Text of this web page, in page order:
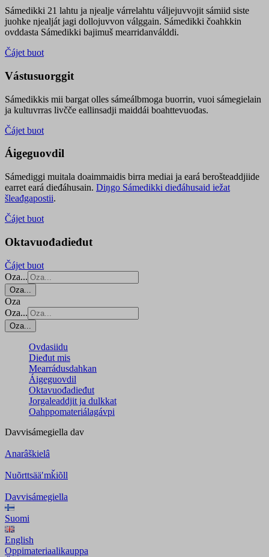
Sámedikki 21 lahtu ja njealje várrelahtu váljejuvvojit sámiid siste
juohke njealját jagi dollojuvvon válggain. Sámedikki čoahkkin
ovddasta Sámedikki bajimuš mearridanválddi.
Čájet buot
Vástusuorggit
Sámedikkis mii bargat olles sámeálbmoga buorrin, vuoi sámegielain
ja kultuvrras livčče eallinsadji maiddái boahttevuođas.
Čájet buot
Áigeguovdil
Sámediggi muitala doaimmaidis birra mediai ja eará berošteaddjiide
earret eará dieđáhusain. Diŋgo Sámedikki dieđáhusaid iežat
šleađgapostii.
Čájet buot
Oktavuođadieđut
Čájet buot
Oza...
Oza...
Oza
Oza...
Oza...
Ovdasiidu
Dieđut mis
Mearrádusdahkan
Áigeguovdil
Oktavuođadieđut
Jorgaleaddjit ja dulkkat
Oahppomateriálagávpi
Davvisámegiella dav
Anarâškielâ
Nuõrttsääʹmǩiõll
Davvisámegiella
Suomi
English
Oppimateriaalikauppa